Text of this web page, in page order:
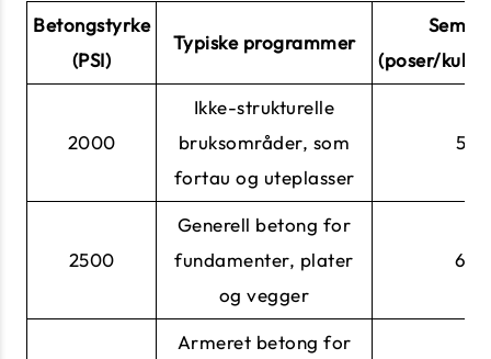
Betongstyrke
(PSI)
Typiske programmer
(poser/
2000
Ikke-strukturelle
bruksområder, som
fortau og uteplasser
5
2500
Generell betong for
fundamenter, plater
og vegger
6
Armeret betong for